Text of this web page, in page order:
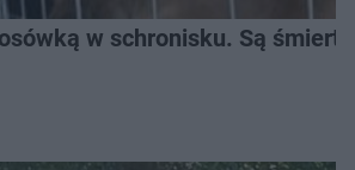
w schronisku. Są